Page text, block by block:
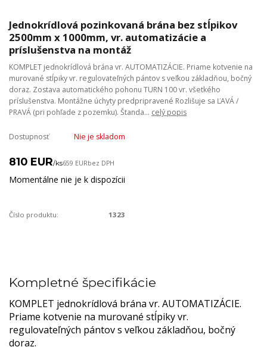
Jednokrídlová pozinkovaná brána bez stĺpikov
2500mm x 1000mm, vr. automatizácie a
príslušenstva na montáž
KOMPLET jednokrídlová brána vr. AUTOMATIZÁCIE. Priame kotvenie na
murované stĺpiky vr. regulovateľných pántov s veľkou základňou, bočný
doraz. Zostava automatického pohonu TURN 100 vr. všetkého
príslušenstva. Montážne úchyty predpripravené Rozlišuje sa ĽAVÁ /
PRAVÁ (pri pohľade z pozemku). Štanda... celý popis
Dostupnosť Nie je skladom
810 EUR/ks659 EURbez DPH
Momentálne nie je k dispozícii
Číslo produktu: 1323
Kompletné špecifikácie
KOMPLET jednokrídlová brána vr. AUTOMATIZÁCIE.
Priame kotvenie na murované stĺpiky vr.
regulovateľných pántov s veľkou základňou, bočný
doraz.